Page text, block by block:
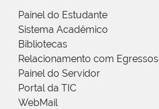
Painel do Estudante
Sistema Acadêmico
Bibliotecas
Relacionamento com Egressos
Painel do Servidor
Portal da TIC
WebMail